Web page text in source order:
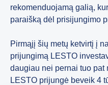
rekomenduojamą galią,
paraišką dėl prisijungimo
Pirmąjį šių metų ketvirtį į
prijungimą LESTO
daugiau nei pernai tuo pat
LESTO prijungė beveik 4